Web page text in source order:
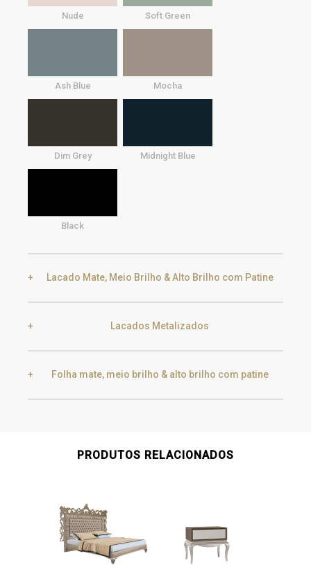
Nude Soft Green
Ash Blue Mocha
Dim Grey Midnight Blue
Black
Lacado Mate, Meio Brilho & Alto Brilho com Patine
Lacados Metalizados
Folha mate, meio brilho & alto brilho com patine
Silver
PRODUTOS RELACIONADOS